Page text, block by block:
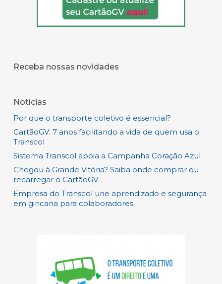
Receba nossas novidades
Notícias
Por que o transporte coletivo é essencial?
CartãoGV: 7 anos facilitando a vida de quem usa o
Transcol
Sistema Transcol apoia a Campanha Coração Azul
Chegou à Grande Vitória? Saiba onde comprar ou
recarregar o CartãoGV
Empresa do Transcol une aprendizado e segurança
em gincana para colaboradores